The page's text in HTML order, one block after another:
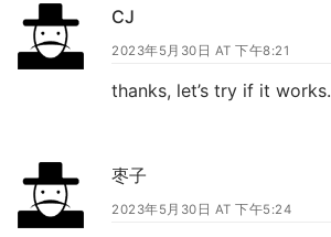
CJ
2023年5月30日 AT 下午8:21
thanks, let’s try if it works.
枣子
2023年5月30日 AT 下午5:24